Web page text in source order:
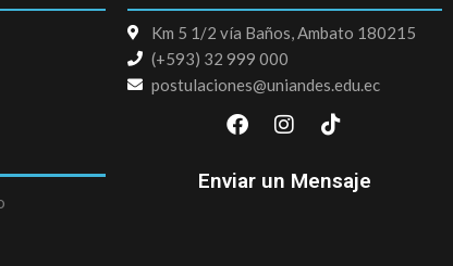
Km 5 1/2 vía Baños, Ambato 180215
(+593) 32 999 000
postulaciones@uniandes.edu.ec
F
a
e
I
n
t
T
i
t
Enviar un Mensaje